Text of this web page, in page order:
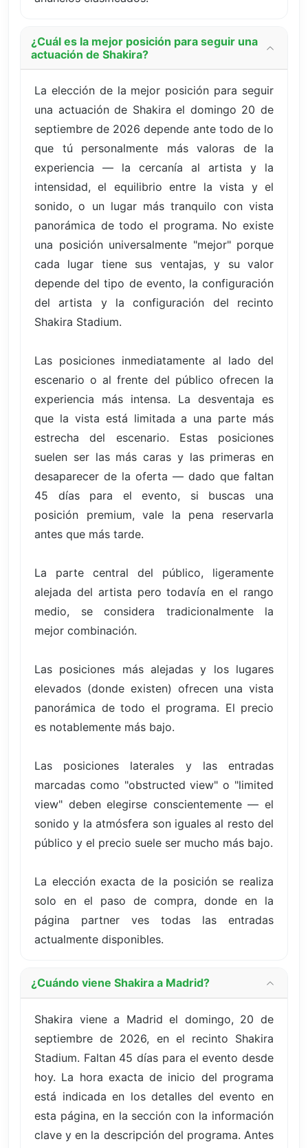
¿Cuál es la mejor posición para seguir una
actuación de Shakira?
La elección de la mejor posición para seguir
una actuación de Shakira el domingo 20 de
septiembre de 2026 depende ante todo de lo
que tú personalmente más valoras de la
experiencia — la cercanía al artista y la
intensidad, el equilibrio entre la vista y el
sonido, o un lugar más tranquilo con vista
panorámica de todo el programa. No existe
una posición universalmente "mejor" porque
cada lugar tiene sus ventajas, y su valor
depende del tipo de evento, la configuración
del artista y la configuración del recinto
Shakira Stadium.
Las posiciones inmediatamente al lado del
escenario o al frente del público ofrecen la
experiencia más intensa. La desventaja es
que la vista está limitada a una parte más
estrecha del escenario. Estas posiciones
suelen ser las más caras y las primeras en
desaparecer de la oferta — dado que faltan
45 días para el evento, si buscas una
posición premium, vale la pena reservarla
antes que más tarde.
La parte central del público, ligeramente
alejada del artista pero todavía en el rango
medio, se considera tradicionalmente la
mejor combinación.
Las posiciones más alejadas y los lugares
elevados (donde existen) ofrecen una vista
panorámica de todo el programa. El precio
es notablemente más bajo.
Las posiciones laterales y las entradas
marcadas como "obstructed view" o "limited
view" deben elegirse conscientemente — el
sonido y la atmósfera son iguales al resto del
público y el precio suele ser mucho más bajo.
La elección exacta de la posición se realiza
solo en el paso de compra, donde en la
página partner ves todas las entradas
actualmente disponibles.
¿Cuándo viene Shakira a Madrid?
Shakira viene a Madrid el domingo, 20 de
septiembre de 2026, en el recinto Shakira
Stadium. Faltan 45 días para el evento desde
hoy. La hora exacta de inicio del programa
está indicada en los detalles del evento en
esta página, en la sección con la información
clave y en la descripción del programa. Antes